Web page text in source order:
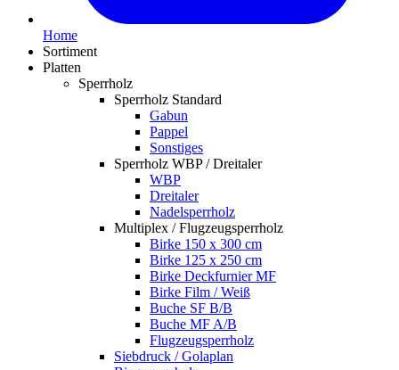
Home
Sortiment
Platten
Sperrholz
Sperrholz Standard
Gabun
Pappel
Sonstiges
Sperrholz WBP / Dreitaler
WBP
Dreitaler
Nadelsperrholz
Multiplex / Flugzeugsperrholz
Birke 150 x 300 cm
Birke 125 x 250 cm
Birke Deckfurnier MF
Birke Film / Weiß
Buche SF B/B
Buche MF A/B
Flugzeugsperrholz
Siebdruck / Golaplan